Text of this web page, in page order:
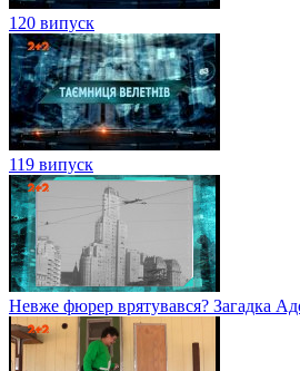
120 випуск
119 випуск
Невже фюрер врятувався? Загадка